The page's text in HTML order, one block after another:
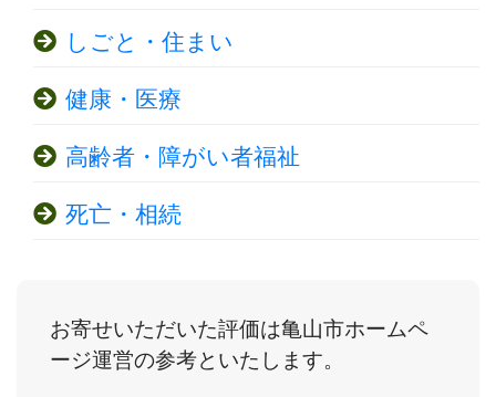
しごと・住まい
健康・医療
高齢者・障がい者福祉
死亡・相続